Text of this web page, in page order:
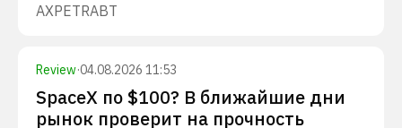
AXPETRABT
Review·04.08.2026 11:53
SpaceX по $100? В ближайшие дни
рынок проверит на прочность